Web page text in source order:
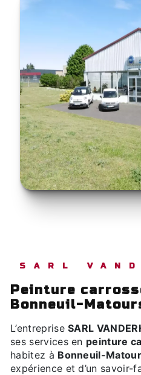
SARL
peinture carrosserie à
Bonneuil-
L’entrepriseSARL
ses services en peinture
habitez à Bonneuil-
expérience et d’un savoir-